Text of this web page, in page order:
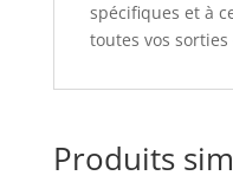
spécifiques et à
toutes vos
Produits